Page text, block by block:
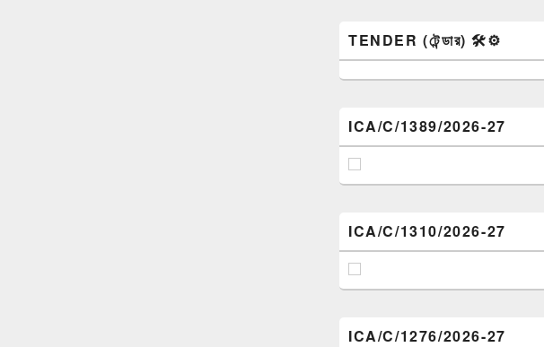
TENDER (টেন্ডার) 🛠️⚙️
ICA/C/1389/2026-27
ICA/C/1310/2026-27
ICA/C/1276/2026-27